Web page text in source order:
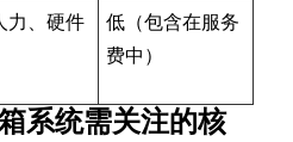
力、硬件
低（包含在服务
费中）
系统需关注的核